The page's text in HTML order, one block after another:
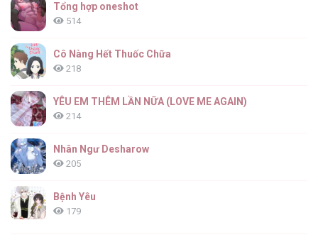
Tổng hợp oneshot
514
Cô Nàng Hết Thuốc Chữa
218
YÊU EM THÊM LẦN NỮA (LOVE ME AGAIN)
214
Nhân Ngư Desharow
205
Bệnh Yêu
179